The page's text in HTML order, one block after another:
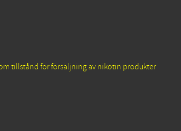
tillstånd för försäljning av nikotin produkter